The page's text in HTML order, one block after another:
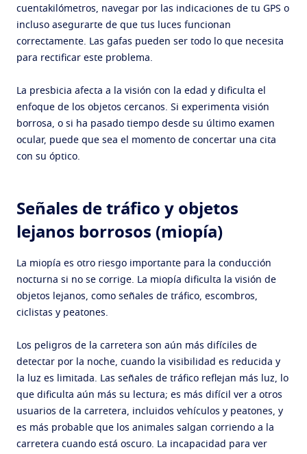
cuentakilómetros, navegar por las indicaciones de tu GPS o
incluso asegurarte de que tus luces funcionan
correctamente. Las gafas pueden ser todo lo que necesita
para rectificar este problema.
La presbicia afecta a la visión con la edad y dificulta el
enfoque de los objetos cercanos. Si experimenta visión
borrosa, o si ha pasado tiempo desde su último examen
ocular, puede que sea el momento de concertar una cita
con su óptico.
Señales de tráfico y objetos
lejanos borrosos (miopía)
La miopía es otro riesgo importante para la conducción
nocturna si no se corrige. La miopía dificulta la visión de
objetos lejanos, como señales de tráfico, escombros,
ciclistas y peatones.
Los peligros de la carretera son aún más difíciles de
detectar por la noche, cuando la visibilidad es reducida y
la luz es limitada. Las señales de tráfico reflejan más luz, lo
que dificulta aún más su lectura; es más difícil ver a otros
usuarios de la carretera, incluidos vehículos y peatones, y
es más probable que los animales salgan corriendo a la
carretera cuando está oscuro. La incapacidad para ver